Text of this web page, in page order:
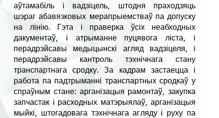
аўтамабіль і вадзіцель, штодня праходзяць
шэраг абавязковых мерапрыемстваў па допуску
на лінію. Гэта і праверка ўсіх неабходных
дакументаў, і атрыманне пуцявога ліста, і
перадрэйсавы медыцынскі агляд вадзіцеля, і
перадрэйсавы кантроль тэхнічнага стану
транспартнага сродку. За кадрам застаецца і
работа па падтрыманні транспартных сродкаў у
спраўным стане: арганізацыя рамонтаў, закупка
запчастак і расходных матэрыялаў, арганізацыя
мыйкі, штогадовага тэхнічнага агляду і руху па